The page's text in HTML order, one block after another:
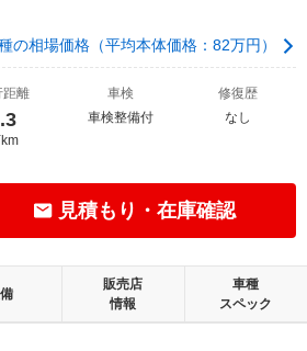
の相場価格（平均本体価格：82万円）
距離
車検
車検整備付
修復歴
なし
見積もり・在庫確認
販売店
情報
車種
スペック